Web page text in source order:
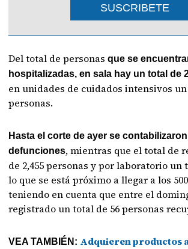
SUSCRIBETE
Del total de personasque se
hospitalizadas, en sala hay un total de
en unidades de cuidados intensivos
personas.
Hasta el corte de ayer se
defunciones, mientras que el total de
de 2,455 personas y por laboratorio un
lo que se está próximo a llegar a los
teniendo en cuenta que entre el
registrado un total de 56 personas
VEA TAMBIÉN: Adquieren productos